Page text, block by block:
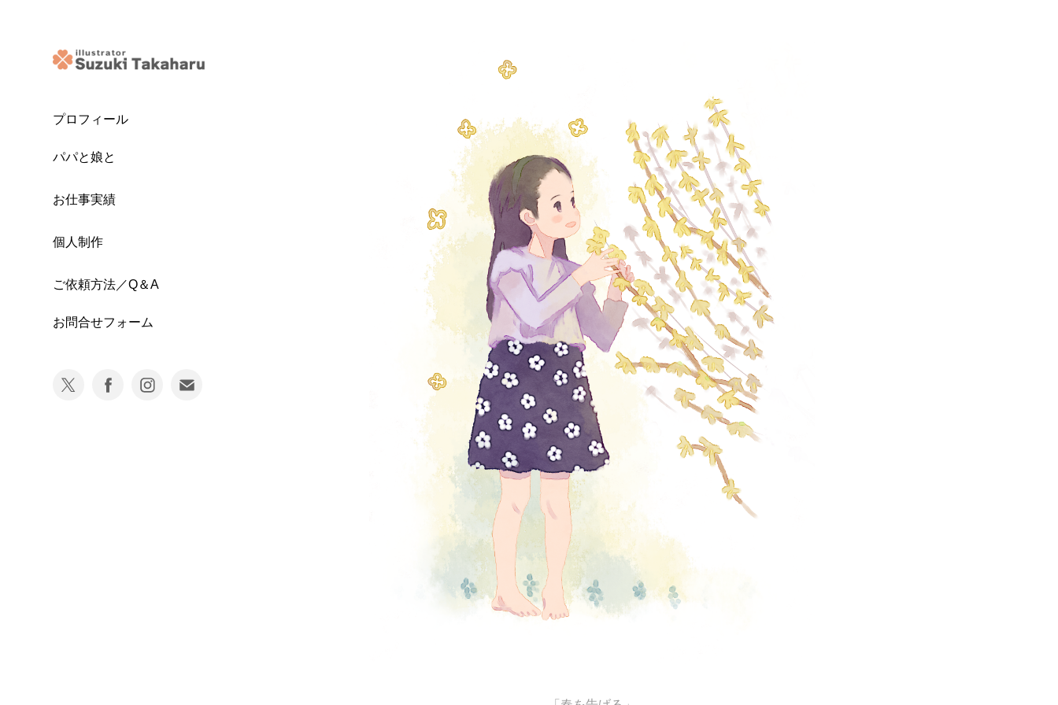
プロフィール
パパと娘と
お仕事実績
個人制作
ご依頼方法／Q＆A
お問合せフォーム